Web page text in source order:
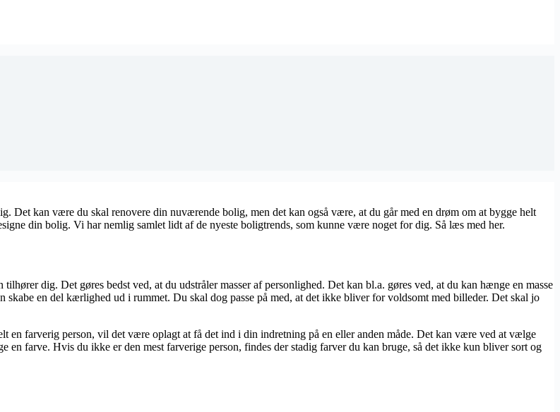
Det kan være du skal renovere din nuværende bolig, men det kan også være, at du går med en drøm om at bygge helt
din bolig. Vi har nemlig samlet lidt af de nyeste boligtrends, som kunne være noget for dig. Så læs med her.
dig. Det gøres bedst ved, at du udstråler masser af personlighed. Det kan bl.a. gøres ved, at du kan hænge en masse
en del kærlighed ud i rummet. Du skal dog passe på med, at det ikke bliver for voldsomt med billeder. Det skal jo
en farverig person, vil det være oplagt at få det ind i din indretning på en eller anden måde. Det kan være ved at vælge
farve. Hvis du ikke er den mest farverige person, findes der stadig farver du kan bruge, så det ikke kun bliver sort og